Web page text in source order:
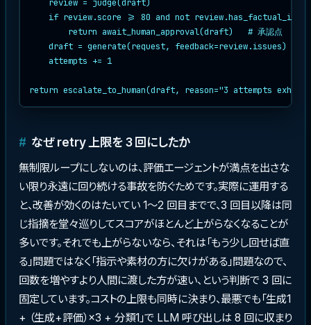
if review.score >= 80 and not
        return await_human_approval(draft)   # 承認点
    draft = generate(request, feedback=review.issues)
    attempts += 1
return escalate_to_human(draft, reason="3 attempts
なぜ retry 上限を 3 回にしたか
無制限ループにしないのは、評価エージェントが満点を出さな
い限り永遠に回り続ける事故を防ぐためです。実際に運用する
と、改善が効くのはたいてい 1〜2 回目までで、3 回目以降は同
じ指摘を堂々巡りしてスコアがほとんど上がらなくなることが
多いです。それでも上がらないなら、それは「もう少し回せば直
る」問題ではなく「指示や素材の方に欠けがある」問題なので、
回数を増やすより人間に渡した方が速い、という判断で 3 回に
固定しています。コストの上限も同時に決まり、最悪でも「生成1
+ （生成+評価）×3 + 分類1」で LLM 呼び出しは 8 回に収まり